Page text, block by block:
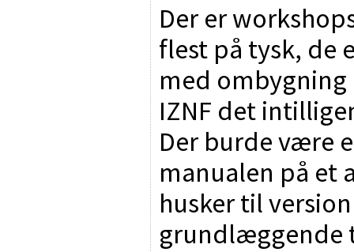
Der er
flest på tysk, de
med ombygning
IZNF det
Der burde være
manualen på et
husker til
grundlæggende